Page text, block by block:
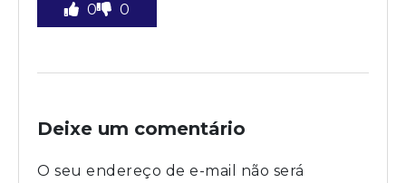
0
0
Deixe um comentário
O seu endereço de e-mail não será